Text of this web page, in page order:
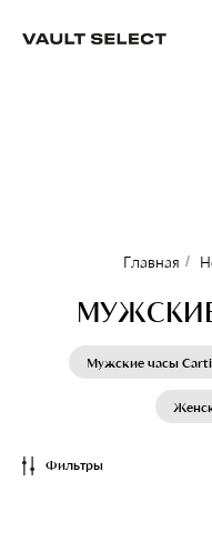
Главная /
МУЖСКИЕ
Мужские часы
Фильтры